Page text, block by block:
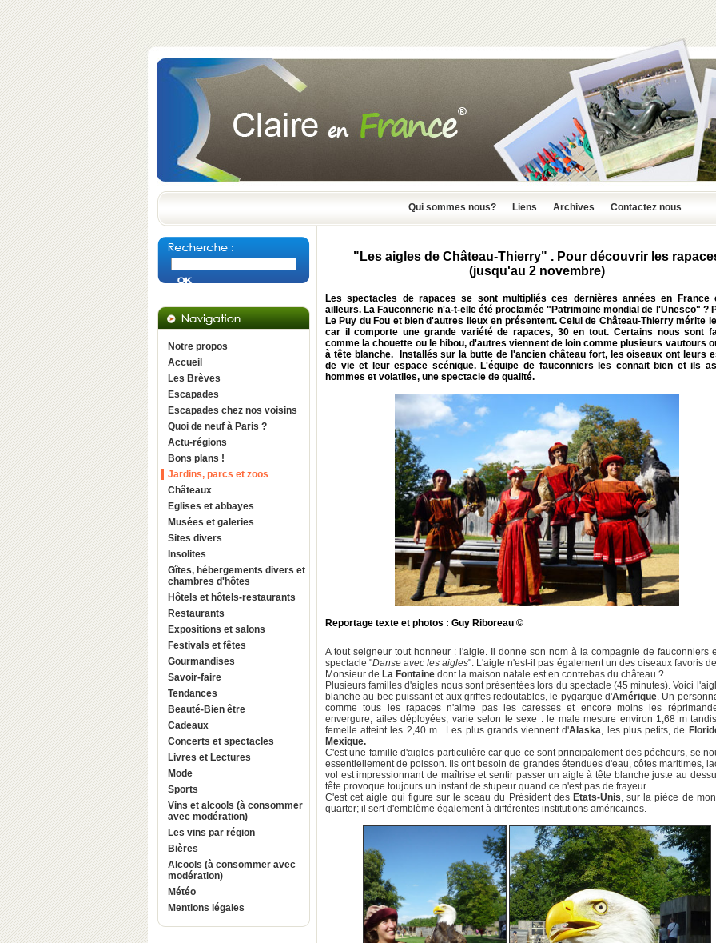
Qui sommes nous? Liens Archives Contactez nous
Notre propos
Accueil
Les Brèves
Escapades
Escapades chez nos voisins
Quoi de neuf à Paris ?
Actu-régions
Bons plans !
Jardins, parcs et zoos
Châteaux
Eglises et abbayes
Musées et galeries
Sites divers
Insolites
Gîtes, hébergements divers et
chambres d'hôtes
Hôtels et hôtels-restaurants
Restaurants
Expositions et salons
Festivals et fêtes
Gourmandises
Savoir-faire
Tendances
Beauté-Bien être
Cadeaux
Concerts et spectacles
Livres et Lectures
Mode
Sports
Vins et alcools (à consommer
avec modération)
Les vins par région
Bières
Alcools (à consommer avec
modération)
Météo
Mentions légales
"Les aigles de Château-Thierry" . Pour découvrir les
(jusqu'au 2 novembre)
Les spectacles de rapaces se sont multipliés ces dernières années en France
ailleurs. La Fauconnerie n'a-t-elle été proclamée "Patrimoine mondial de l'Unesco" ?
Le Puy du Fou et bien d'autres lieux en présentent. Celui de Château-Thierry mérite
car il comporte une grande variété de rapaces, 30 en tout. Certains nous sont
comme la chouette ou le hibou, d'autres viennent de loin comme plusieurs vautours
à tête blanche. Installés sur la butte de l'ancien château fort, les oiseaux ont leurs
de vie et leur espace scénique. L'équipe de fauconniers les connait bien et ils
hommes et volatiles, une spectacle de qualité.
Reportage texte et photos : Guy Riboreau ©
A tout seigneur tout honneur : l'aigle. Il donne son nom à la compagnie de fauconniers
spectacle "Danse avec les aigles". L'aigle n'est-il pas également un des oiseaux favoris
Monsieur de La Fontaine dont la maison natale est en contrebas du château ?
Plusieurs familles d'aigles nous sont présentées lors du spectacle (45 minutes). Voici
blanche au bec puissant et aux griffes redoutables, le pygargue d'Amérique. Un
comme tous les rapaces n'aime pas les caresses et encore moins les
envergure, ailes déployées, varie selon le sexe : le male mesure environ 1,68 m
femelle atteint les 2,40 m. Les plus grands viennent d'Alaska, les plus petits, de
Mexique.
C'est une famille d'aigles particulière car que ce sont principalement des pécheurs, se
essentiellement de poisson. Ils ont besoin de grandes étendues d'eau, côtes maritimes,
vol est impressionnant de maîtrise et sentir passer un aigle à tête blanche juste au
tête provoque toujours un instant de stupeur quand ce n'est pas de frayeur...
C'est cet aigle qui figure sur le sceau du Président des Etats-Unis, sur la pièce de
quarter; il sert d'emblème également à différentes institutions américaines.